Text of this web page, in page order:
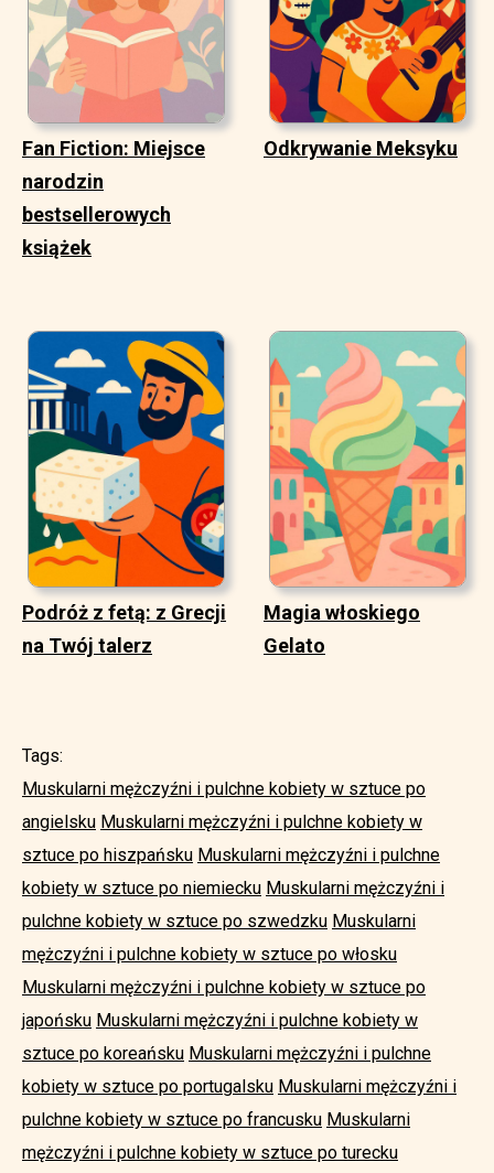
Fan Fiction: Miejsce
narodzin
bestsellerowych
książek
Odkrywanie Meksyku
Podróż z fetą: z Grecji
na Twój talerz
Magia włoskiego
Gelato
Tags:
Muskularni mężczyźni i pulchne kobiety w sztuce po
angielsku Muskularni mężczyźni i pulchne kobiety w
sztuce po hiszpańsku Muskularni mężczyźni i pulchne
kobiety w sztuce po niemiecku Muskularni mężczyźni i
pulchne kobiety w sztuce po szwedzku Muskularni
mężczyźni i pulchne kobiety w sztuce po włosku
Muskularni mężczyźni i pulchne kobiety w sztuce po
japońsku Muskularni mężczyźni i pulchne kobiety w
sztuce po koreańsku Muskularni mężczyźni i pulchne
kobiety w sztuce po portugalsku Muskularni mężczyźni i
pulchne kobiety w sztuce po francusku Muskularni
mężczyźni i pulchne kobiety w sztuce po turecku